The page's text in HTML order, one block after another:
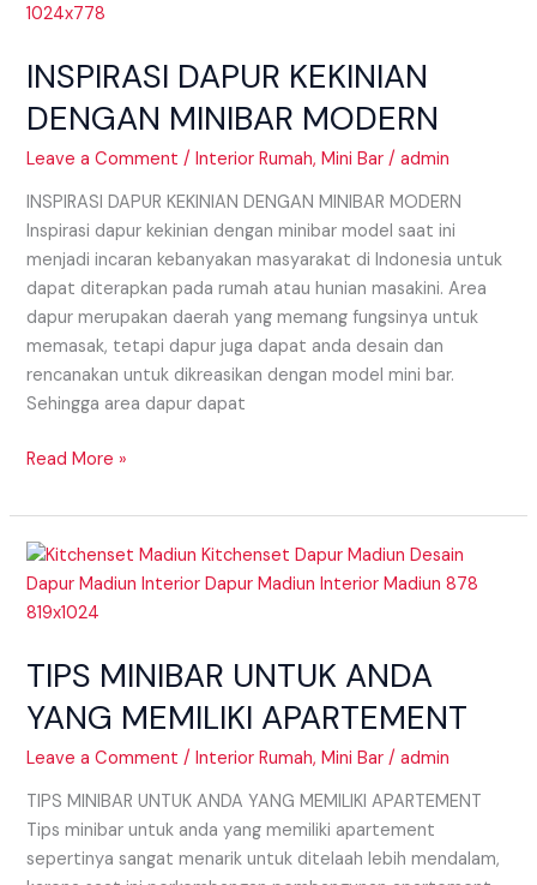
INSPIRASI DAPUR KEKINIAN
DENGAN MINIBAR MODERN
Leave a Comment /Interior Rumah,Mini Bar /admin
INSPIRASI DAPUR KEKINIAN DENGAN MINIBAR MODERN
Inspirasi dapur kekinian dengan minibar model saat ini
menjadi incaran kebanyakan masyarakat di Indonesia untuk
dapat diterapkan pada rumah atau hunian masakini. Area
dapur merupakan daerah yang memang fungsinya untuk
memasak, tetapi dapur juga dapat anda desain dan
rencanakan untuk dikreasikan dengan model mini bar.
Sehingga area dapur dapat
KEKINIAN
MINIBAR
Read More »
TIPS MINIBAR UNTUK ANDA
YANG MEMILIKI APARTEMENT
Leave a Comment /Interior Rumah,Mini Bar /admin
TIPS MINIBAR UNTUK ANDA YANG MEMILIKI APARTEMENT
Tips minibar untuk anda yang memiliki apartement
sepertinya sangat menarik untuk ditelaah lebih mendalam,
TIPS
MINIBAR
UNTUK
YANG
APARTEMENT